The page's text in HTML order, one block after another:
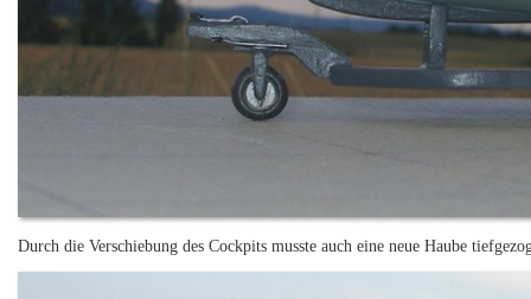
Durch die Verschiebung des Cockpits musste auch eine neue Haube